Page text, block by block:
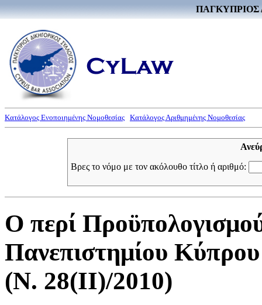
ΠΑΓΚΥΠΡΙΟΣ
Κατάλογος Ενοποιημένης Νομοθεσίας Κατάλογος Αριθμημένης Νομοθεσίας
Βρες το νόμο με τον ακόλουθο τίτλο ή αριθμό:
Ο περί
Πανεπιστημίου
(Ν. 28(II)/2010)